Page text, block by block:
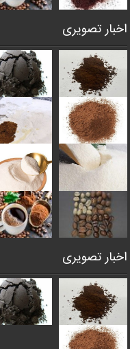
اخبار تصویری
اخبار تصویری